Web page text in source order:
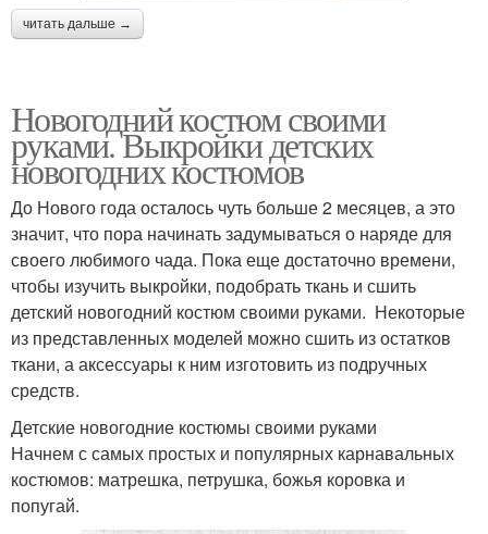
читать дальше →
Новогодний костюм своими
руками. Выкройки детских
новогодних костюмов
До Нового года осталось чуть больше 2 месяцев, а это
значит, что пора начинать задумываться о наряде для
своего любимого чада. Пока еще достаточно времени,
чтобы изучить выкройки, подобрать ткань и сшить
детский новогодний костюм своими руками. Некоторые
из представленных моделей можно сшить из остатков
ткани, а аксессуары к ним изготовить из подручных
средств.
Детские новогодние костюмы своими руками
Начнем с самых простых и популярных карнавальных
костюмов: матрешка, петрушка, божья коровка и
попугай.